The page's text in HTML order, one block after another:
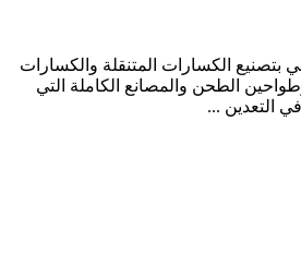
الكسارات المتنقلة والكسارات
الطحن والمصانع الكاملة التي
التعدين ...